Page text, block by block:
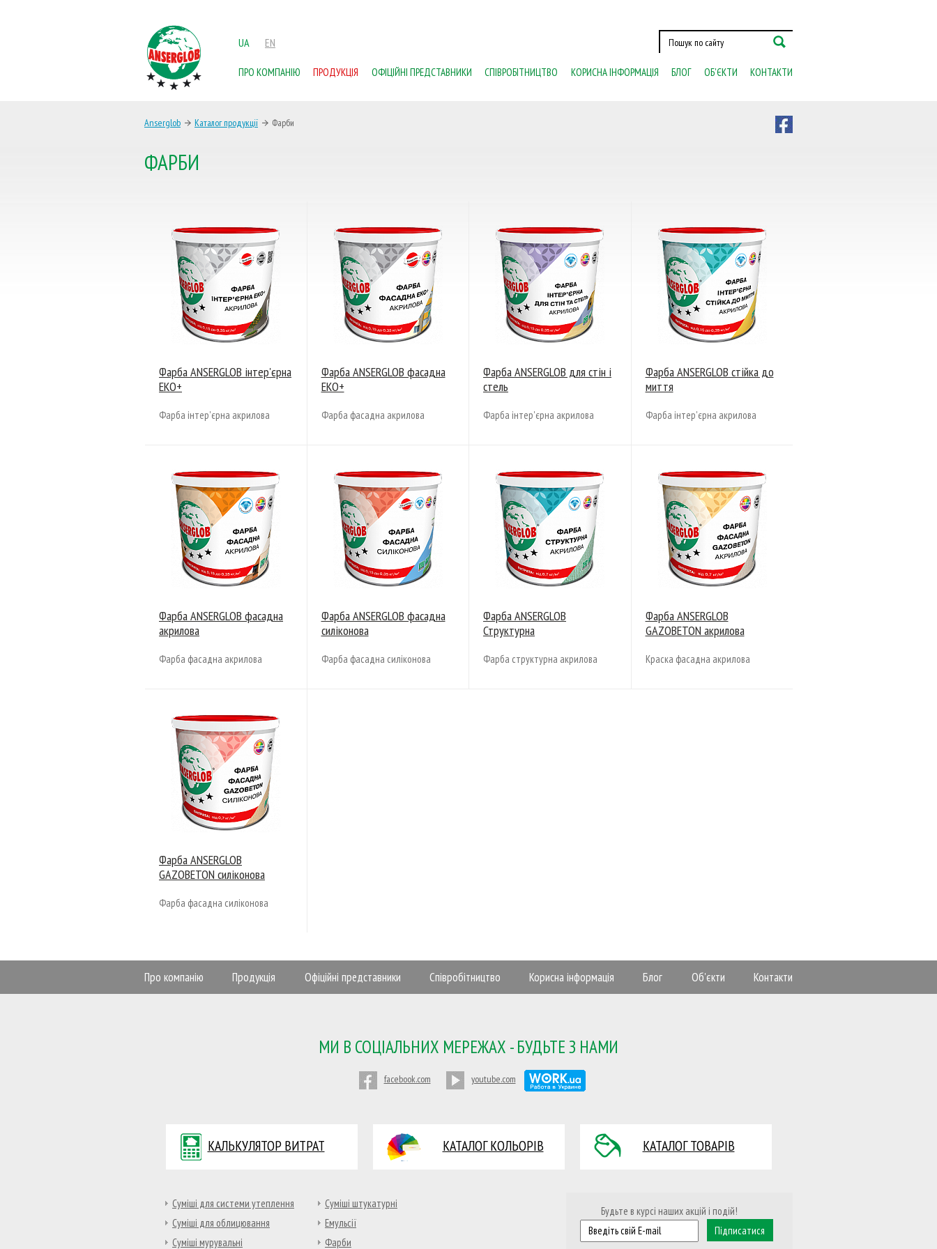
UA EN
ПРО КОМПАНІЮ ПРОДУКЦІЯ ОФІЦІЙНІ ПРЕДСТАВНИКИ СПІВРОБІТНИЦТВО КОРИСНА ІНФОРМАЦІЯ БЛОГ ОБ'ЄКТИ КОНТАКТИ
Anserglob Каталог продукції Фарби
ФАРБИ
Фарба ANSERGLOB інтер'єрна
ЕКО+
Фарба інтер'єрна акрилова
Фарба ANSERGLOB фасадна
ЕКО+
Фарба фасадна акрилова
Фарба ANSERGLOB для стін і
стель
Фарба інтер'єрна акрилова
Фарба ANSERGLOB стійка до
миття
Фарба інтер'єрна акрилова
Фарба ANSERGLOB фасадна
акрилова
Фарба фасадна акрилова
Фарба ANSERGLOB фасадна
силіконова
Фарба фасадна силіконова
Фарба ANSERGLOB
Структурна
Фарба структурна акрилова
Фарба ANSERGLOB
GAZOBETON акрилова
Краска фасадна акрилова
Фарба ANSERGLOB
GAZOBETON силіконова
Фарба фасадна силіконова
Про компанію Продукція Офіційні представники Співробітництво Корисна інформація Блог Об'єкти Контакти
МИ В СОЦІАЛЬНИХ МЕРЕЖАХ - БУДЬТЕ З НАМИ
facebook.com youtube.com
КАЛЬКУЛЯТОР ВИТРАТ КАТАЛОГ КОЛЬОРІВ КАТАЛОГ ТОВАРІВ
Суміші для системи утеплення
Суміші для облицювання
Суміші мурувальні
Суміші штукатурні
Емульсії
Фарби
Будьте в курсі наших акцій і подій!